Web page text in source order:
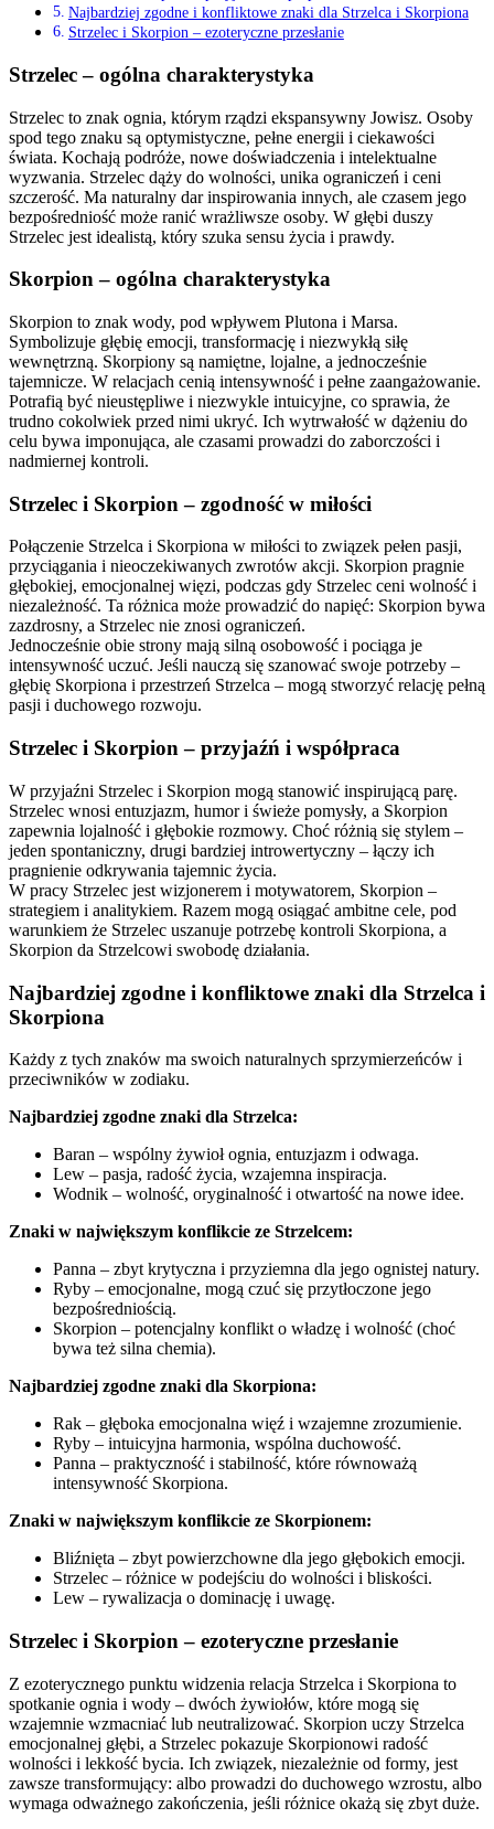
Najbardziej zgodne i konfliktowe znaki dla Strzelca i Skorpiona
Strzelec i Skorpion – ezoteryczne przesłanie
Strzelec – ogólna charakterystyka
Strzelec to znak ognia, którym rządzi ekspansywny Jowisz. Osoby
spod tego znaku są optymistyczne, pełne energii i ciekawości
świata. Kochają podróże, nowe doświadczenia i intelektualne
wyzwania. Strzelec dąży do wolności, unika ograniczeń i ceni
szczerość. Ma naturalny dar inspirowania innych, ale czasem jego
bezpośredniość może ranić wrażliwsze osoby. W głębi duszy
Strzelec jest idealistą, który szuka sensu życia i prawdy.
Skorpion – ogólna charakterystyka
Skorpion to znak wody, pod wpływem Plutona i Marsa.
Symbolizuje głębię emocji, transformację i niezwykłą siłę
wewnętrzną. Skorpiony są namiętne, lojalne, a jednocześnie
tajemnicze. W relacjach cenią intensywność i pełne zaangażowanie.
Potrafią być nieustępliwe i niezwykle intuicyjne, co sprawia, że
trudno cokolwiek przed nimi ukryć. Ich wytrwałość w dążeniu do
celu bywa imponująca, ale czasami prowadzi do zaborczości i
nadmiernej kontroli.
Strzelec i Skorpion – zgodność w miłości
Połączenie Strzelca i Skorpiona w miłości to związek pełen pasji,
przyciągania i nieoczekiwanych zwrotów akcji. Skorpion pragnie
głębokiej, emocjonalnej więzi, podczas gdy Strzelec ceni wolność i
niezależność. Ta różnica może prowadzić do napięć: Skorpion bywa
zazdrosny, a Strzelec nie znosi ograniczeń.
Jednocześnie obie strony mają silną osobowość i pociąga je
intensywność uczuć. Jeśli nauczą się szanować swoje potrzeby –
głębię Skorpiona i przestrzeń Strzelca – mogą stworzyć relację pełną
pasji i duchowego rozwoju.
Strzelec i Skorpion – przyjaźń i współpraca
W przyjaźni Strzelec i Skorpion mogą stanowić inspirującą parę.
Strzelec wnosi entuzjazm, humor i świeże pomysły, a Skorpion
zapewnia lojalność i głębokie rozmowy. Choć różnią się stylem –
jeden spontaniczny, drugi bardziej introwertyczny – łączy ich
pragnienie odkrywania tajemnic życia.
W pracy Strzelec jest wizjonerem i motywatorem, Skorpion –
strategiem i analitykiem. Razem mogą osiągać ambitne cele, pod
warunkiem że Strzelec uszanuje potrzebę kontroli Skorpiona, a
Skorpion da Strzelcowi swobodę działania.
Najbardziej zgodne i konfliktowe znaki dla Strzelca i
Skorpiona
Każdy z tych znaków ma swoich naturalnych sprzymierzeńców i
przeciwników w zodiaku.
Najbardziej zgodne znaki dla Strzelca:
Baran – wspólny żywioł ognia, entuzjazm i odwaga.
Lew – pasja, radość życia, wzajemna inspiracja.
Wodnik – wolność, oryginalność i otwartość na nowe idee.
Znaki w największym konflikcie ze Strzelcem:
Panna – zbyt krytyczna i przyziemna dla jego ognistej natury.
Ryby – emocjonalne, mogą czuć się przytłoczone jego
bezpośredniością.
Skorpion – potencjalny konflikt o władzę i wolność (choć
bywa też silna chemia).
Najbardziej zgodne znaki dla Skorpiona:
Rak – głęboka emocjonalna więź i wzajemne zrozumienie.
Ryby – intuicyjna harmonia, wspólna duchowość.
Panna – praktyczność i stabilność, które równoważą
intensywność Skorpiona.
Znaki w największym konflikcie ze Skorpionem:
Bliźnięta – zbyt powierzchowne dla jego głębokich emocji.
Strzelec – różnice w podejściu do wolności i bliskości.
Lew – rywalizacja o dominację i uwagę.
Strzelec i Skorpion – ezoteryczne przesłanie
Z ezoterycznego punktu widzenia relacja Strzelca i Skorpiona to
spotkanie ognia i wody – dwóch żywiołów, które mogą się
wzajemnie wzmacniać lub neutralizować. Skorpion uczy Strzelca
emocjonalnej głębi, a Strzelec pokazuje Skorpionowi radość
wolności i lekkość bycia. Ich związek, niezależnie od formy, jest
zawsze transformujący: albo prowadzi do duchowego wzrostu, albo
wymaga odważnego zakończenia, jeśli różnice okażą się zbyt duże.